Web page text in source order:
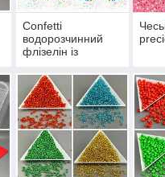
Confetti
водорозчинний
флізелін із
20х30см